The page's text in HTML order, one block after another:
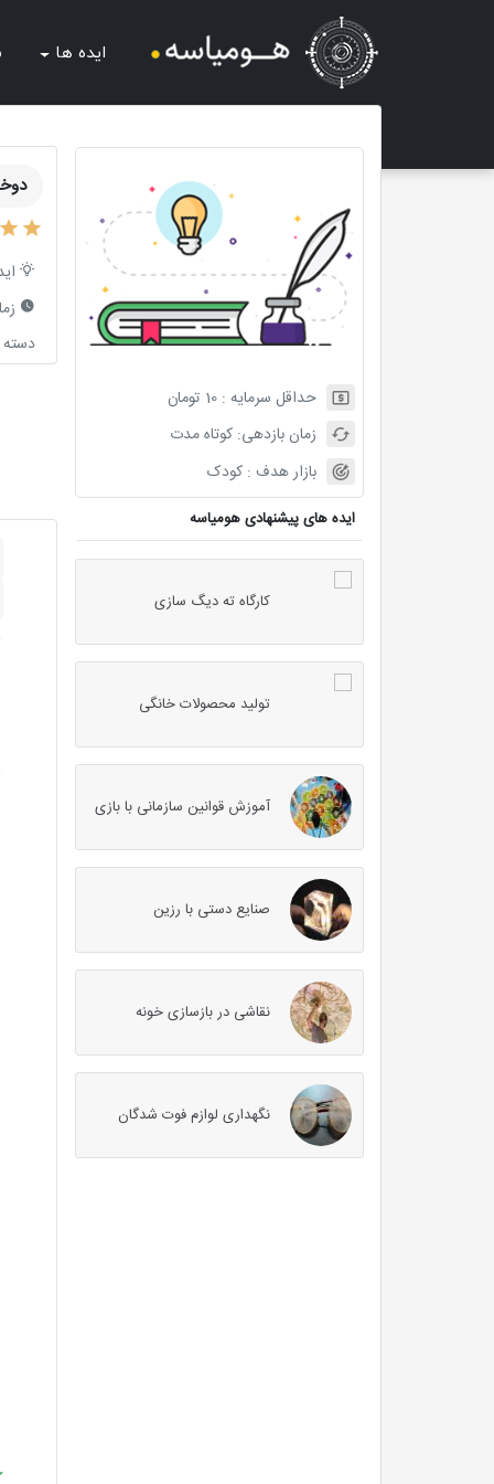
ایده ها
حداقل سرمایه :10 تومان
زمان بازدهی:کوتاه مدت
بازار هدف :کودک
ایده های پیشنهادی هومیاسه
کارگاه ته دیگ سازی
تولید محصولات خانگی
آموزش قوانین سازمانی با بازی
صنایع دستی با رزین
نقاشی در بازسازی خونه
نگهداری لوازم فوت شدگان